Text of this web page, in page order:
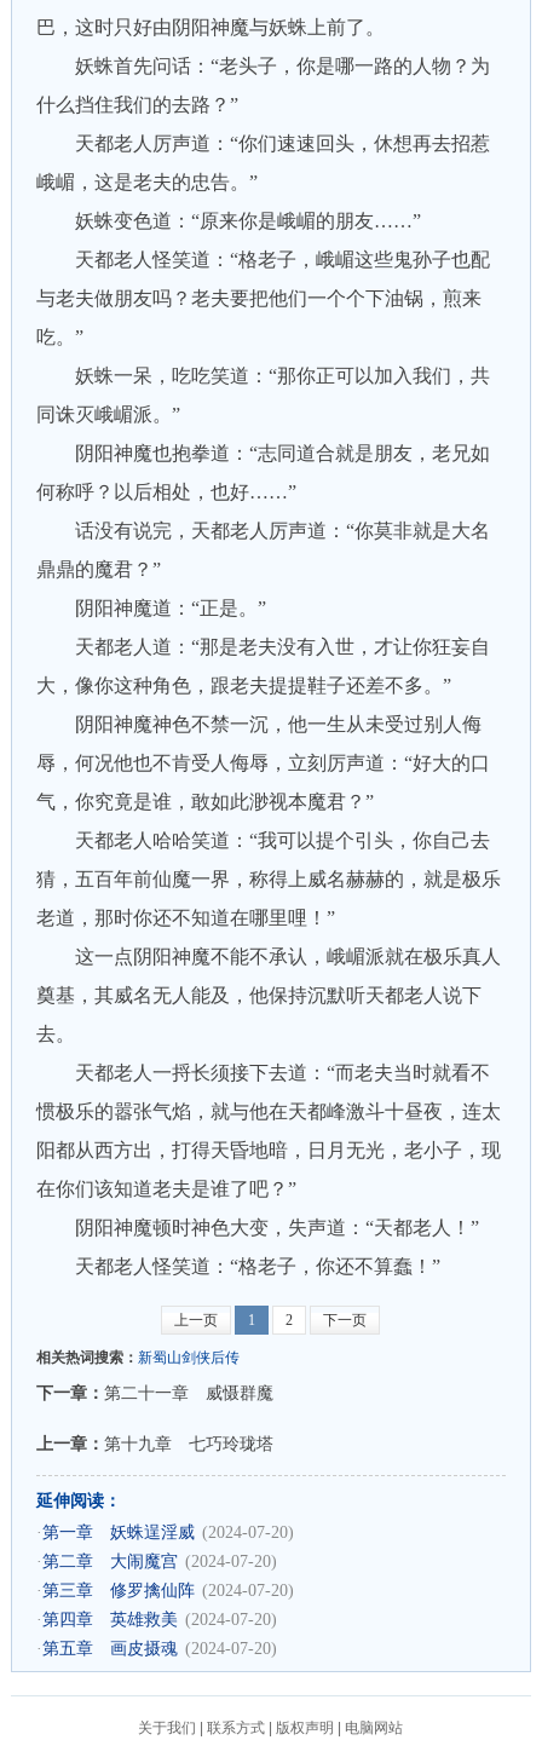
巴，这时只好由阴阳神魔与妖蛛上前了。
妖蛛首先问话：“老头子，你是哪一路的人物？为
什么挡住我们的去路？”
天都老人厉声道：“你们速速回头，休想再去招惹
峨嵋，这是老夫的忠告。”
妖蛛变色道：“原来你是峨嵋的朋友……”
天都老人怪笑道：“格老子，峨嵋这些鬼孙子也配
与老夫做朋友吗？老夫要把他们一个个下油锅，煎来
吃。”
妖蛛一呆，吃吃笑道：“那你正可以加入我们，共
同诛灭峨嵋派。”
阴阳神魔也抱拳道：“志同道合就是朋友，老兄如
何称呼？以后相处，也好……”
话没有说完，天都老人厉声道：“你莫非就是大名
鼎鼎的魔君？”
阴阳神魔道：“正是。”
天都老人道：“那是老夫没有入世，才让你狂妄自
大，像你这种角色，跟老夫提提鞋子还差不多。”
阴阳神魔神色不禁一沉，他一生从未受过别人侮
辱，何况他也不肯受人侮辱，立刻厉声道：“好大的口
气，你究竟是谁，敢如此渺视本魔君？”
天都老人哈哈笑道：“我可以提个引头，你自己去
猜，五百年前仙魔一界，称得上威名赫赫的，就是极乐
老道，那时你还不知道在哪里哩！”
这一点阴阳神魔不能不承认，峨嵋派就在极乐真人
奠基，其威名无人能及，他保持沉默听天都老人说下
去。
天都老人一捋长须接下去道：“而老夫当时就看不
惯极乐的嚣张气焰，就与他在天都峰激斗十昼夜，连太
阳都从西方出，打得天昏地暗，日月无光，老小子，现
在你们该知道老夫是谁了吧？”
阴阳神魔顿时神色大变，失声道：“天都老人！”
天都老人怪笑道：“格老子，你还不算蠢！”
上一页 1 2 下一页
相关热词搜索： 新蜀山剑侠后传
下一章： 第二十一章 威慑群魔
上一章： 第十九章 七巧玲珑塔
延伸阅读：
·第一章 妖蛛逞淫威 (2024-07-20)
·第二章 大闹魔宫 (2024-07-20)
·第三章 修罗擒仙阵 (2024-07-20)
·第四章 英雄救美 (2024-07-20)
·第五章 画皮摄魂 (2024-07-20)
关于我们 |联系方式 版权声明 电脑网站